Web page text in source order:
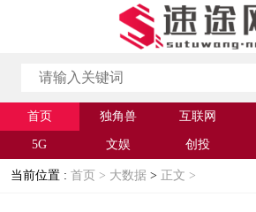
首页 独角兽 互联网
5G 文娱 创投
当前位置 : 首页 > 大数据 > 正文 >